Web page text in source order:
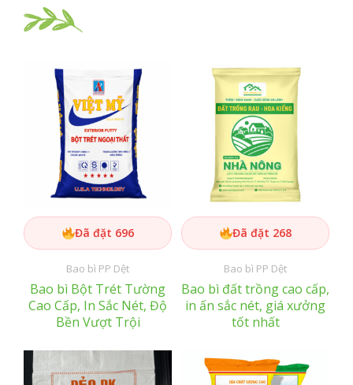
Đã đặt 696
Bao bì PP Dệt
Bao bì Bột Trét Tường
Cao Cấp, In Sắc Nét, Độ
Bền Vượt Trội
Đã đặt 268
Bao bì PP Dệt
Bao bì đất trồng cao cấp,
in ấn sắc nét, giá xưởng
tốt nhất